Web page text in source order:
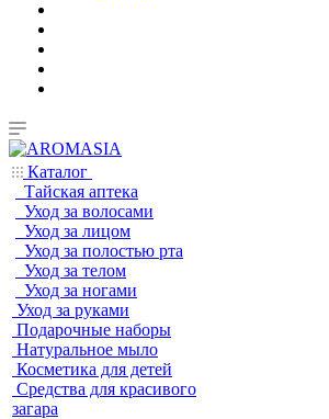
Каталог
Тайская аптека
Уход за волосами
Уход за лицом
Уход за полостью рта
Уход за телом
Уход за ногами
Уход за руками
Подарочные наборы
Натуральное мыло
Косметика для детей
Средства для красивого
загара